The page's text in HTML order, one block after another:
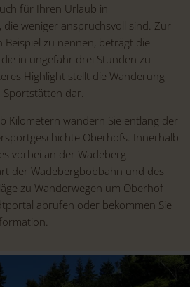
für Ihren Urlaub in
weniger anspruchsvoll sind. Zur
Beispiel zu nennen, beträgt die
in ungefähr drei Stunden zu
Highlight stellt die Wanderung
dar.
Kilometern wandern Sie entlang der
Oberhofs. Innerhalb
vorbei an der Wadeberg
der Wadebergbobbahn und des
zu Wanderwegen um Oberhof
abrufen oder bekommen Sie